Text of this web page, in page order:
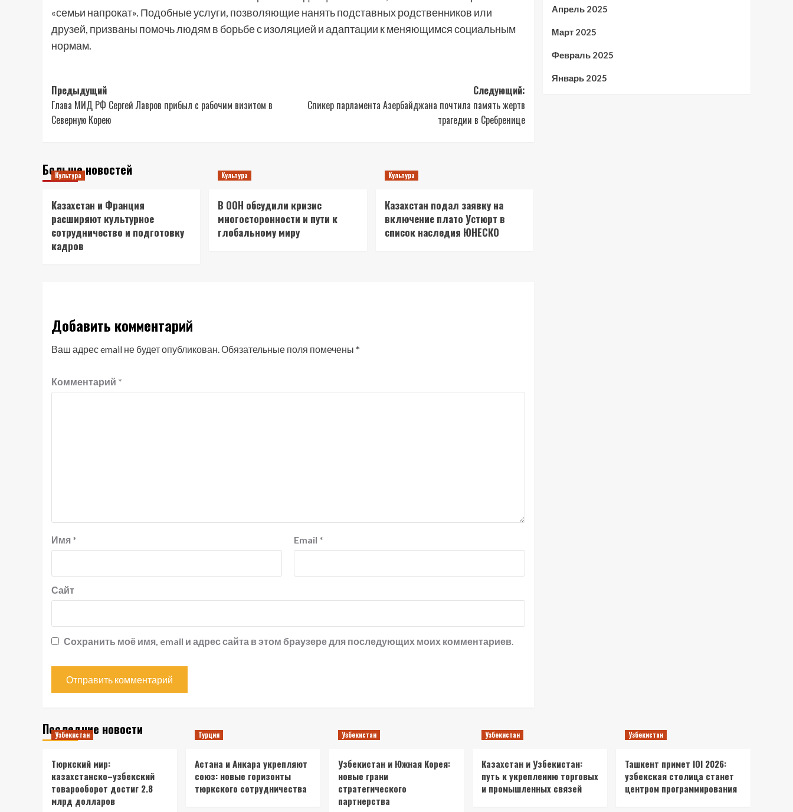
«семьи напрокат». Подобные услуги, позволяющие нанять подставных родственников или
друзей, призваны помочь людям в борьбе с изоляцией и адаптации к меняющимся социальным
нормам.
Навигация
записи
Предыдущий
Глава МИД РФ Сергей Лавров прибыл с рабочим визитом в
Северную Корею
Следующий:
Спикер парламента Азербайджана почтила память жертв
трагедии в Сребренице
Больше новостей
Культура
Казахстан и Франция
расширяют культурное
сотрудничество и подготовку
кадров
Культура
В ООН обсудили кризис
многосторонности и пути к
глобальному миру
Культура
Казахстан подал заявку на
включение плато Устюрт в
список наследия ЮНЕСКО
Добавить комментарий
Ваш адрес email не будет опубликован.Обязательные поля помечены *
Комментарий *
Имя * Email *
Сайт
Сохранить моё имя, email и адрес сайта в этом браузере для последующих моих комментариев.
Апрель 2025
Март 2025
Февраль 2025
Январь 2025
Последние новости
Узбекистан
Тюркский мир:
казахстанско–узбекский
товарооборот достиг 2.8
млрд долларов
Турция
Астана и Анкара укрепляют
союз: новые горизонты
тюркского сотрудничества
Узбекистан
Узбекистан и Южная Корея:
новые грани
стратегического
партнерства
Узбекистан
Казахстан и Узбекистан:
путь к укреплению торговых
и промышленных связей
Узбекистан
Ташкент примет IOI 2026:
узбекская столица станет
центром программирования